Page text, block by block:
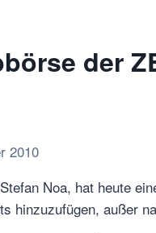
der
2010
Noa, hat heute
hinzuzufügen, außer